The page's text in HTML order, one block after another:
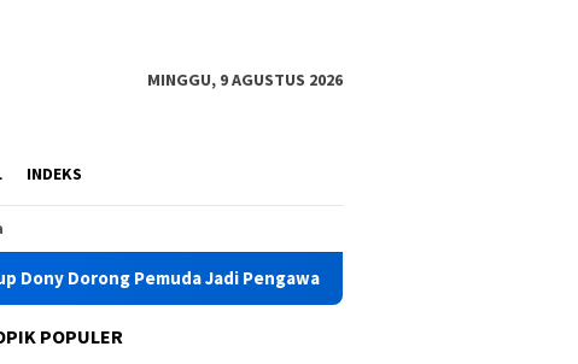
MINGGU, 9 AGUSTUS 2026
INDEKS
Jadi Pengawal Pembangunan Daerah
POPULER